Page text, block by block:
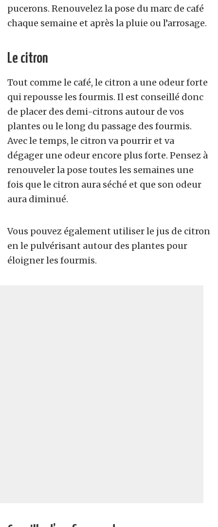
pucerons. Renouvelez la pose du marc de café
chaque semaine et après la pluie ou l’arrosage.
Le citron
Tout comme le café, le citron a une odeur forte
qui repousse les fourmis. Il est conseillé donc
de placer des demi-citrons autour de vos
plantes ou le long du passage des fourmis.
Avec le temps, le citron va pourrir et va
dégager une odeur encore plus forte. Pensez à
renouveler la pose toutes les semaines une
fois que le citron aura séché et que son odeur
aura diminué.
Vous pouvez également utiliser le jus de citron
en le pulvérisant autour des plantes pour
éloigner les fourmis.